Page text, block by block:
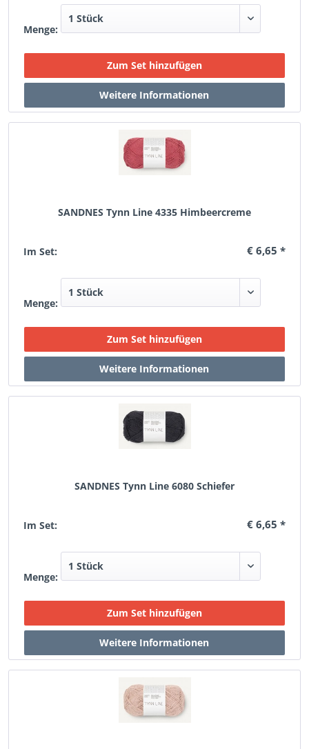
Menge:
SANDNES Tynn Line 4335 Himbeercreme
Im Set: € 6,65 *
Menge:
SANDNES Tynn Line 6080 Schiefer
Im Set: € 6,65 *
Menge: